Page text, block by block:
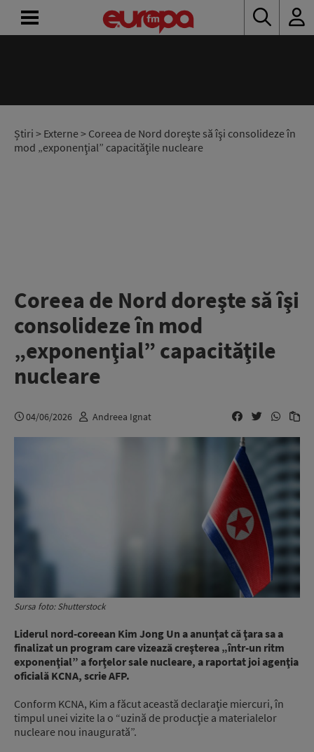
Știri > Externe> Coreea de Nord doreşte să îşi consolideze în
mod „exponenţial” capacităţile nucleare
Coreea de Nord doreşte să îşi
consolideze în mod
„exponenţial” capacităţile
nucleare
04/06/2026 Andreea Ignat
Sursa foto: Shutterstock
Liderul nord-coreean Kim Jong Un a anunţat că ţara sa a
finalizat un program care vizează creşterea „într-un ritm
exponenţial” a forţelor sale nucleare, a raportat joi agenţia
oficială KCNA, scrie AFP.
Conform KCNA, Kim a făcut această declaraţie miercuri, în
timpul unei vizite la o “uzină de producţie a materialelor
nucleare nou inaugurată”.
RADIO